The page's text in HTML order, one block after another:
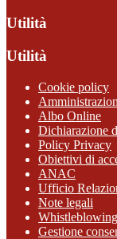
Utilità
Utilità
Cookie policy
Albo Online
Dichiarazione
Policy Privacy
Obiettivi di
ANAC
Ufficio
Note legali
Whistleblowing
Gestione